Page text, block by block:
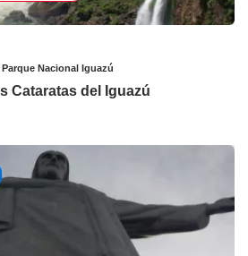
Parque Nacional Iguazú
Cataratas del Iguazú